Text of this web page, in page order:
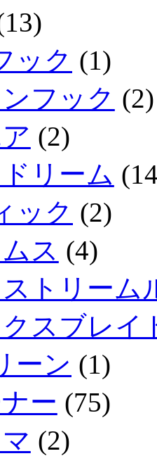
ック (1)
フック (2)
(2)
リーム
ック (2)
ス (4)
トリーム
スブレイ
ーン (1)
ー (75)
(2)